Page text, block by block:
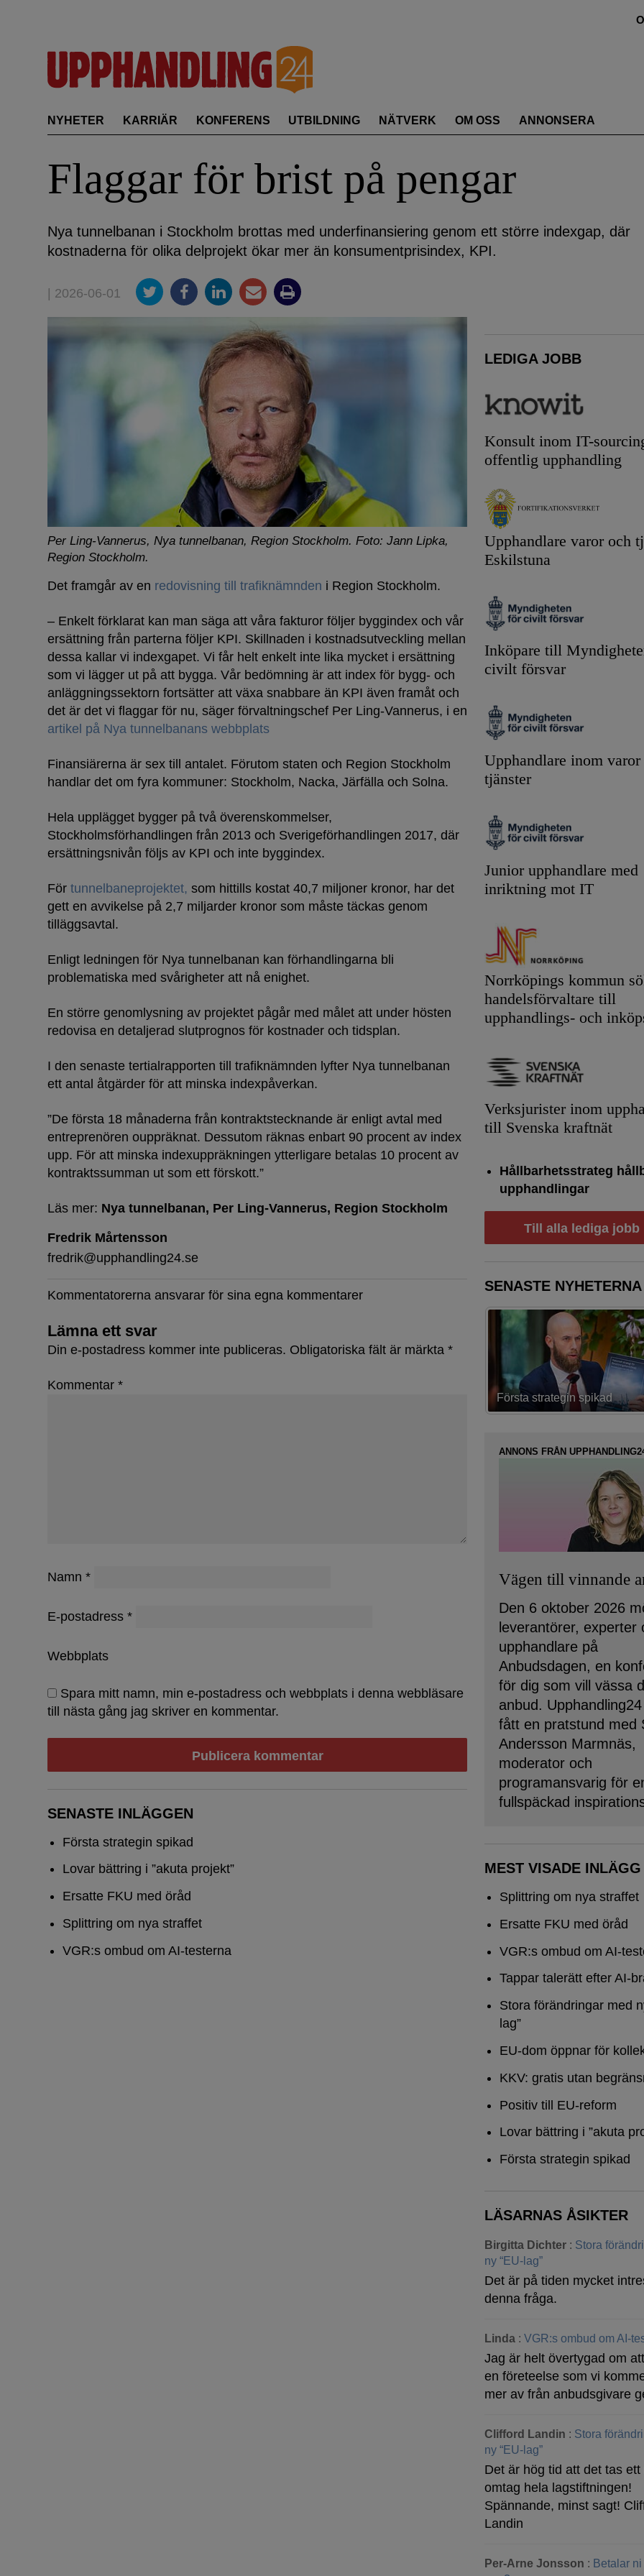
NYHETER KARRIÄR KONFERENS UTBILDNING NÄTVERK OM OSS ANNONSERA
Flaggar för brist på pengar
Nya tunnelbanan i Stockholm brottas med underfinansiering genom ett större indexgap, där
kostnaderna för olika delprojekt ökar mer än konsumentprisindex, KPI.
| 2026-06-01
Per Ling-Vannerus, Nya tunnelbanan, Region Stockholm. Foto: Jann Lipka,
Region Stockholm.
Det framgår av en redovisning till trafiknämnden i Region Stockholm.
– Enkelt förklarat kan man säga att våra fakturor följer byggindex och vår
ersättning från parterna följer KPI. Skillnaden i kostnadsutveckling mellan
dessa kallar vi indexgapet. Vi får helt enkelt inte lika mycket i ersättning
som vi lägger ut på att bygga. Vår bedömning är att index för bygg- och
anläggningssektorn fortsätter att växa snabbare än KPI även framåt och
det är det vi flaggar för nu, säger förvaltningschef Per Ling-Vannerus, i en
artikel på Nya tunnelbanans webbplats
Finansiärerna är sex till antalet. Förutom staten och Region Stockholm
handlar det om fyra kommuner: Stockholm, Nacka, Järfälla och Solna.
Hela upplägget bygger på två överenskommelser,
Stockholmsförhandlingen från 2013 och Sverigeförhandlingen 2017, där
ersättningsnivån följs av KPI och inte byggindex.
För tunnelbaneprojektet, som hittills kostat 40,7 miljoner kronor, har det
gett en avvikelse på 2,7 miljarder kronor som måste täckas genom
tilläggsavtal.
Enligt ledningen för Nya tunnelbanan kan förhandlingarna bli
problematiska med svårigheter att nå enighet.
En större genomlysning av projektet pågår med målet att under hösten
redovisa en detaljerad slutprognos för kostnader och tidsplan.
I den senaste tertialrapporten till trafiknämnden lyfter Nya tunnelbanan
ett antal åtgärder för att minska indexpåverkan.
”De första 18 månaderna från kontraktstecknande är enligt avtal med
entreprenören ouppräknat. Dessutom räknas enbart 90 procent av index
upp. För att minska indexuppräkningen ytterligare betalas 10 procent av
kontraktssumman ut som ett förskott.”
Läs mer: Nya tunnelbanan Per Ling-Vannerus Region Stockholm
Fredrik Mårtensson
fredrik@upphandling24.se
Kommentatorerna ansvarar för sina egna kommentarer
Lämna ett svar
Din e-postadress kommer inte publiceras. Obligatoriska fält är märkta *
Kommentar *
Namn *
E-postadress *
Webbplats
Spara mitt namn, min e-postadress och webbplats i denna webbläsare
till nästa gång jag skriver en kommentar.
SENASTE INLÄGGEN
Första strategin spikad
Lovar bättring i ”akuta projekt”
Ersatte FKU med öråd
Splittring om nya straffet
VGR:s ombud om AI-testerna
LEDIGA JOBB
Konsult inom IT-
offentlig upphandling
Upphandlare varor och
Eskilstuna
Inköpare till
civilt försvar
Upphandlare inom varor
tjänster
Junior upphandlare med
inriktning mot IT
Norrköpings kommun
handelsförvaltare till
upphandlings- och
Verksjurister inom
till Svenska kraftnät
Hållbarhetsstrateg
upphandlingar
Till alla lediga jobb
SENASTE NYHETERNA
Lovar bättring i ”akuta
ANNONS FRÅN
Vägen till vinnande
Den 6 oktober 2026
leverantörer, experter
upphandlare på
Anbudsdagen, en
för dig som vill vässa
anbud.
fått en pratstund med
Andersson Marmnäs,
moderator och
programansvarig för
fullspäckad
MEST VISADE INLÄGG
Splittring om nya straffet
Ersatte FKU med öråd
VGR:s ombud om AI-
Tappar talerätt efter AI-
Stora förändringar med
lag”
EU-dom öppnar för
KKV: gratis utan
Positiv till EU-reform
Lovar bättring i ”akuta
Första strategin spikad
LÄSARNAS ÅSIKTER
Birgitta Dichter : Stora
ny “EU-lag”
Det är på tiden mycket
denna fråga.
Linda :VGR:s ombud om AI-
Jag är helt övertygad om
en företeelse som vi
mer av från anbudsgivare
Clifford Landin : Stora
ny “EU-lag”
Det är hög tid att det tas ett
omtag hela lagstiftningen!
Spännande, minst sagt!
Landin
Per-Arne Jonsson : Betalar